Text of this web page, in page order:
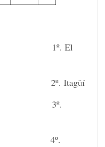
1º. El
2º. Itagüí
3º.
4º.